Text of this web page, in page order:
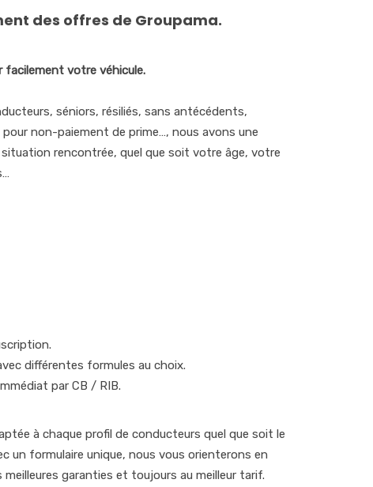
des offres de Groupama.
facilement votre véhicule.
séniors, résiliés, sans antécédents,
non-paiement de prime…, nous avons une
rencontrée, quel que soit votre âge, votre
différentes formules au choix.
par CB / RIB.
à chaque profil de conducteurs quel que soit le
un formulaire unique, nous vous orienterons en
meilleures garanties et toujours au meilleur tarif.